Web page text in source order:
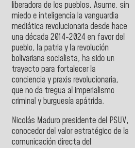
liberadora de los pueblos. Asume, sin
miedo e inteligencia la vanguardia
mediática revolucionaria desde hace
una década 2014-2024 en favor del
pueblo, la patria y la revolución
bolivariana socialista, ha sido un
trayecto para fortalecer la
conciencia y praxis revolucionaria,
que no da tregua al imperialismo
criminal y burguesía apátrida.
Nicolás Maduro presidente del PSUV,
conocedor del valor estratégico de la
comunicación directa del